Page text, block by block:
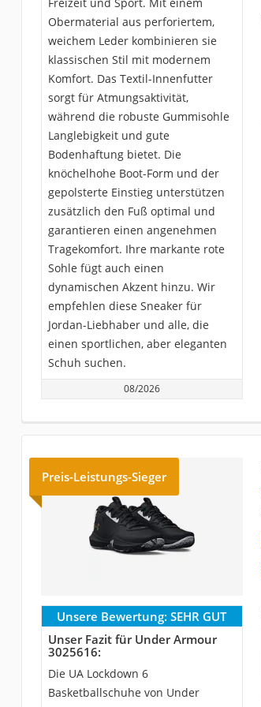
Obermaterial aus perforiertem,
weichem Leder kombinieren sie
klassischen Stil mit modernem
Komfort. Das Textil-Innenfutter
sorgt für Atmungsaktivität,
während die robuste Gummisohle
Langlebigkeit und gute
Bodenhaftung bietet. Die
knöchelhohe Boot-Form und der
gepolsterte Einstieg unterstützen
zusätzlich den Fuß optimal und
garantieren einen angenehmen
Tragekomfort. Ihre markante rote
Sohle fügt auch einen
dynamischen Akzent hinzu. Wir
empfehlen diese Sneaker für
Jordan-Liebhaber und alle, die
einen sportlichen, aber eleganten
Schuh suchen.
08/2026
Preis-Leistungs-Sieger
Unsere Bewertung: SEHR GUT
Unser Fazit für Under Armour
3025616:
Die UA Lockdown 6
Basketballschuhe von Under